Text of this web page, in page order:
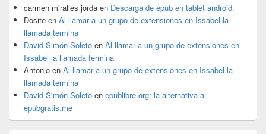
carmen miralles jorda en Descarga de epub en tablet android.
Dosite en Al llamar a un grupo de extensiones en Issabel la
llamada termina
David Simón Soleto en Al llamar a un grupo de extensiones en
Issabel la llamada termina
Antonio en Al llamar a un grupo de extensiones en Issabel la
llamada termina
David Simón Soleto en epublibre.org: la alternativa a
epubgratis.me